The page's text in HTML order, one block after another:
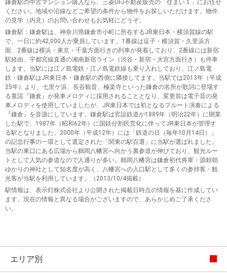
鎌倉駅の中古マンション購入なら、三菱UFJ不動産販売の「住まい１」にお任せ
ください。地域や沿線などご希望の条件から物件をお探しいただけます。物件
の見学（内見）のお問い合わせもお気軽にどうぞ。
鎌倉駅 ：鎌倉駅は、神奈川県鎌倉市小町に所在するJR東日本・横須賀線の駅
で、一日に約42,000人が乗員しています。1番線は逗子・横須賀・久里浜方
面、2番線は横浜・東京・千葉方面行きの列車が発着しており、2番線には新宿
駅経由、宇都宮線直通の湘南新宿ライン（渋谷・新宿・大宮方面行き）も停車
します。当駅には江ノ島電鉄・江ノ島電鉄線も乗り入れしており、江ノ島電
鉄・鎌倉駅はJR東日本・鎌倉駅の西側に隣接してます。当駅では2013年（平成
25年）より、七里ケ浜、長谷観音、極楽寺といった鎌倉の名所が歌詞に登場す
る童謡『鎌倉』が発車メロディに採用されることとなり、変更前は電子音の発
車メロディを使用していましたが、JR東日本では初となるフルート演奏による
『鎌倉』を音源にしています。鎌倉駅は官設鉄道が1889年（明治22年）に開業
した駅で、1987年（昭和62年）に国鉄分割民営化に伴ってJR東日本が管理す
る駅となりました。2000年（平成12年）には「鉄道の日（毎年10月14日）」
の記念行事の一環として選定された「関東の駅百選」に当駅が選ばれました。
当駅の東口にある広場から鶴岡八幡宮へ向かう裏参道が伸びており、観光ルー
トとして人気の参道なので人通りが多い。鶴岡八幡宮は鎌倉初代将軍・源頼朝
ゆかりの神社として知名度が高く、八幡宮への入口駅として多くの参拝客・観
光客が当駅を利用しています。（2013/10/4掲載）
駅情報は、表示灯株式会社より公開された掲載日時点の情報を基に作成してい
ます。現在の情報と異なる場合がございますので、あらかじめご了承くださ
い。
エリア別